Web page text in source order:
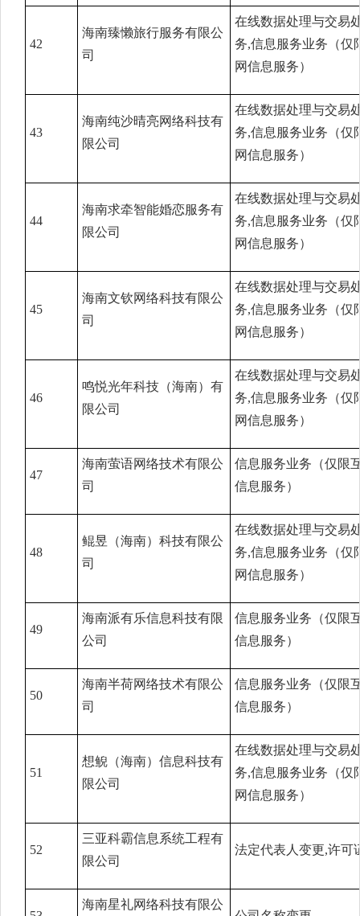
42
海南臻懒旅行服务有限公
司
在线数据处理与交易
务,信息服务业务（仅
网信息服务）
43
海南纯沙晴亮网络科技有
限公司
在线数据处理与交易
务,信息服务业务（仅
网信息服务）
44
海南求牵智能婚恋服务有
限公司
在线数据处理与交易
务,信息服务业务（仅
网信息服务）
45
海南文钦网络科技有限公
司
在线数据处理与交易
务,信息服务业务（仅
网信息服务）
46
鸣悦光年科技（海南）有
限公司
在线数据处理与交易
务,信息服务业务（仅
网信息服务）
47
海南萤语网络技术有限公
司
信息服务业务（仅限
信息服务）
48
鲲昱（海南）科技有限公
司
在线数据处理与交易
务,信息服务业务（仅
网信息服务）
49
海南派有乐信息科技有限
公司
信息服务业务（仅限
信息服务）
50
海南半荷网络技术有限公
司
信息服务业务（仅限
信息服务）
51
想鲵（海南）信息科技有
限公司
在线数据处理与交易
务,信息服务业务（仅
网信息服务）
52
三亚科霸信息系统工程有
限公司
法定代表人变更,许可
海南星礼网络科技有限公